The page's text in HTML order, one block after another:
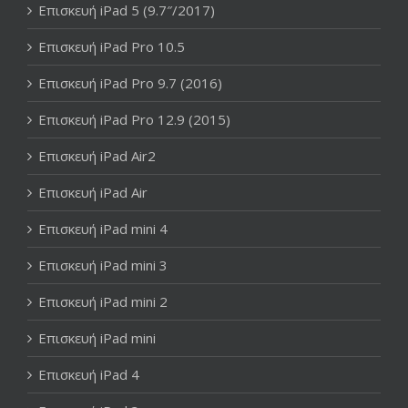
Επισκευή iPad 5 (9.7″/2017)
Επισκευή iPad Pro 10.5
Επισκευή iPad Pro 9.7 (2016)
Επισκευή iPad Pro 12.9 (2015)
Επισκευή iPad Air2
Επισκευή iPad Air
Επισκευή iPad mini 4
Επισκευή iPad mini 3
Επισκευή iPad mini 2
Επισκευή iPad mini
Επισκευή iPad 4